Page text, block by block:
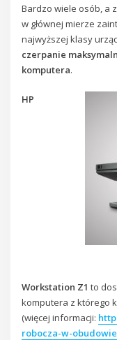
Bardzo wiele osób, a
w głównej mierze
najwyższej klasy
czerpanie
komputera.
HP
Workstation Z1 to
komputera z którego
(więcej informacji:
robocza-w-